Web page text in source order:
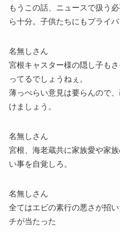
もうこの話、ニュースで扱う
ら十分。子供たちにもプライバ
名無しさん
宮根キャスター様の隠し子も
ってるでしょうねぇ。
薄っぺらい意見は要らんので
けましょう。
名無しさん
宮根、海老蔵共に家族愛や家
い事を自覚しろ。
名無しさん
全てはエビの素行の悪さが招
チが当たった